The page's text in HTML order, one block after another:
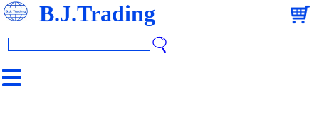
B.J.Trading